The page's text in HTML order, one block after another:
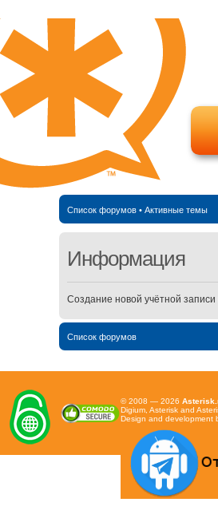
Список форумов• Активные темы
Информация
Создание новой учётной
Список форумов
© 2008 — 2026
Digium, Asterisk and
Design and development